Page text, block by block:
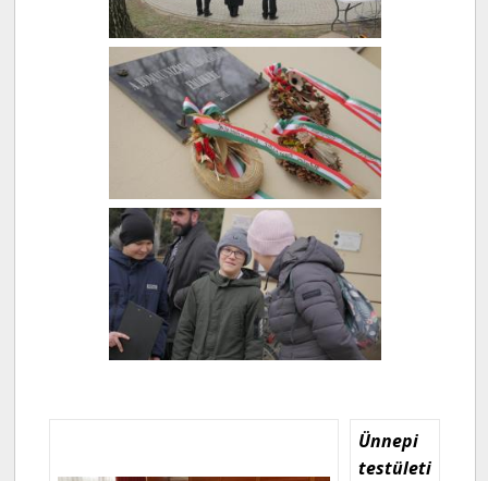
Ünnepi
testületi